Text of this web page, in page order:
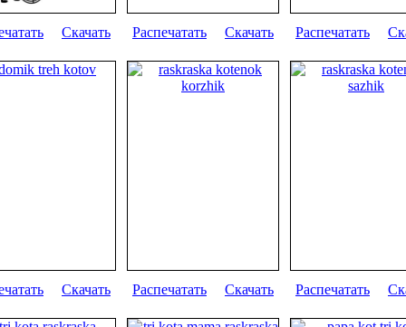
Скачать Распечатать Скачать Распечатать
Скачать Распечатать Скачать Распечатать